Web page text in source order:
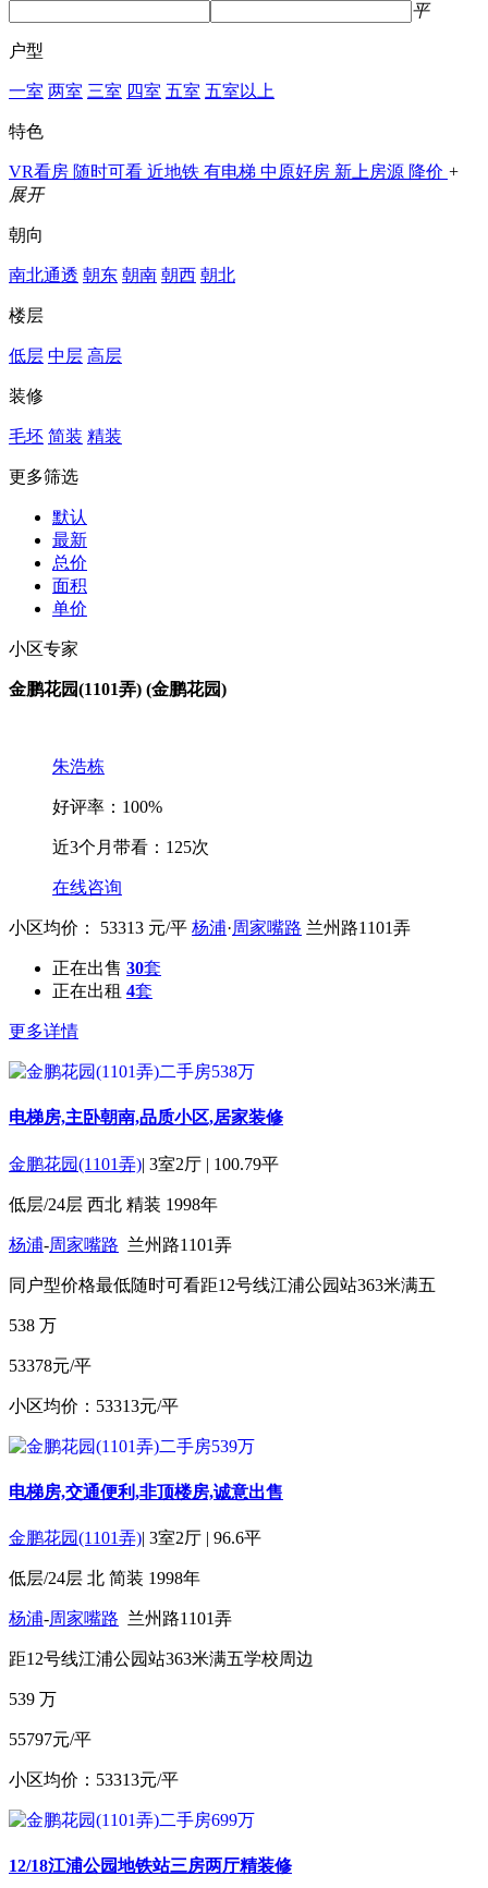
平
户型
一室 两室 三室 四室 五室 五室以上
特色
VR看房 随时可看 近地铁 有电梯 中原好房 新上房源 降价 +
展开
朝向
南北通透 朝东 朝南 朝西 朝北
楼层
低层 中层 高层
装修
毛坯 简装 精装
更多筛选
默认
最新
总价
面积
单价
小区专家
金鹏花园(1101弄) (金鹏花园)
朱浩栋
好评率：100%
近3个月带看：125次
在线咨询
小区均价： 53313 元/平 杨浦·周家嘴路 兰州路1101弄
正在出售 30套
正在出租 4套
更多详情
电梯房,主卧朝南,品质小区,居家装修
金鹏花园(1101弄)| 3室2厅 | 100.79平
低层/24层 西北 精装 1998年
杨浦-周家嘴路 兰州路1101弄
同户型价格最低随时可看距12号线江浦公园站363米满五
538 万
53378元/平
小区均价：53313元/平
电梯房,交通便利,非顶楼房,诚意出售
金鹏花园(1101弄)| 3室2厅 | 96.6平
低层/24层 北 简装 1998年
杨浦-周家嘴路 兰州路1101弄
距12号线江浦公园站363米满五学校周边
539 万
55797元/平
小区均价：53313元/平
12/18江浦公园地铁站三房两厅精装修